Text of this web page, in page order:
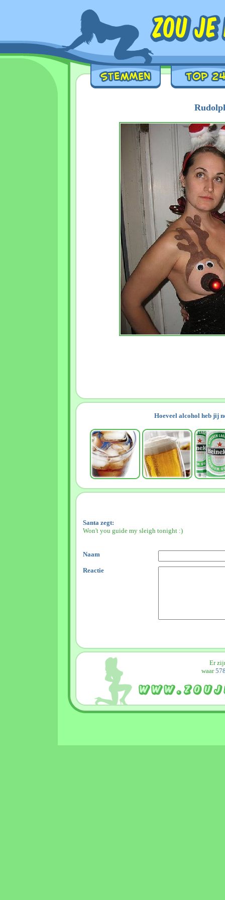
Hoeveel alcohol heb jij
Santa zegt:
Won't you guide my sleigh tonight :)
Naam
Reactie
Er
waar